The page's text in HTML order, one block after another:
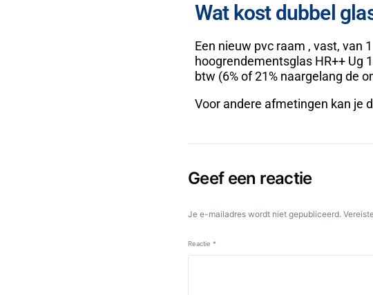
Wat kost dubbel
Een nieuw pvc raam , vast, van
hoogrendementsglas HR++ Ug
btw (6% of 21% naargelang de
Voor andere afmetingen kan je
Geef een reactie
Je e-mailadres wordt niet gepubliceerd.
Reactie *